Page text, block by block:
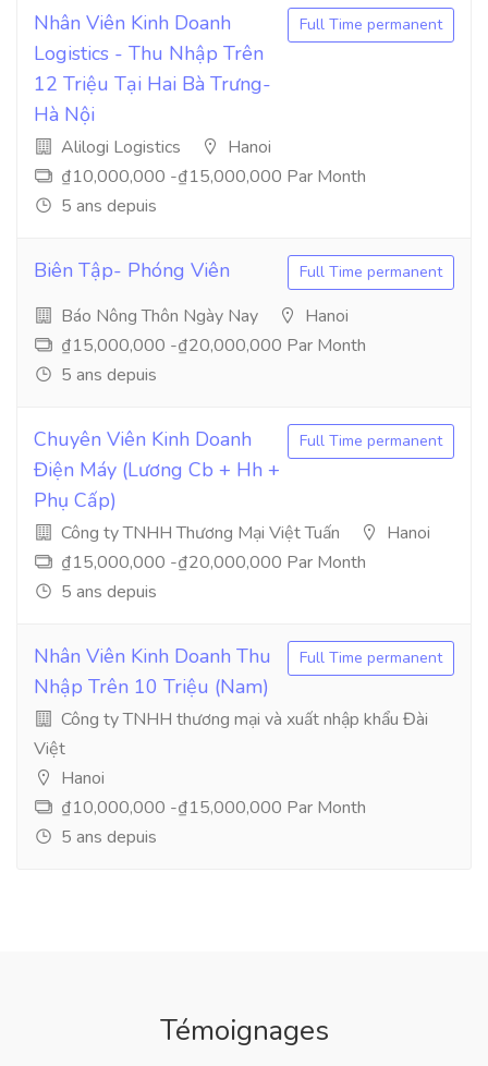
Nhân Viên Kinh Doanh
Logistics - Thu Nhập Trên
12 Triệu Tại Hai Bà Trưng-
Hà Nội
Alilogi Logistics
Hanoi
₫10,000,000 -₫15,000,000 Par Month
5 ans depuis
Full Time permanent
Biên Tập- Phóng Viên
Báo Nông Thôn Ngày Nay
Hanoi
₫15,000,000 -₫20,000,000 Par Month
5 ans depuis
Full Time permanent
Chuyên Viên Kinh Doanh
Điện Máy (Lương Cb + Hh +
Phụ Cấp)
Công ty TNHH Thương Mại Việt Tuấn
Hanoi
₫15,000,000 -₫20,000,000 Par Month
5 ans depuis
Full Time permanent
Nhân Viên Kinh Doanh Thu
Nhập Trên 10 Triệu (Nam)
Công ty TNHH thương mại và xuất nhập khẩu Đài
Việt
Hanoi
₫10,000,000 -₫15,000,000 Par Month
5 ans depuis
Full Time permanent
Témoignages